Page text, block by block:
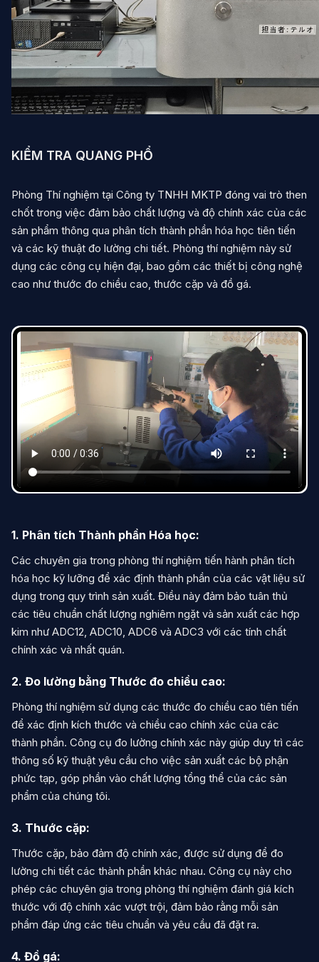
English Vietnamese Japanese
Liên hệ
KIỂM TRA QUANG PHỔ
Phòng Thí nghiệm tại Công ty TNHH MKTP đóng vai trò then
chốt trong việc đảm bảo chất lượng và độ chính xác của các
sản phẩm thông qua phân tích thành phần hóa học tiên tiến
và các kỹ thuật đo lường chi tiết. Phòng thí nghiệm này sử
dụng các công cụ hiện đại, bao gồm các thiết bị công nghệ
cao như thước đo chiều cao, thước cặp và đồ gá.
1. Phân tích Thành phần Hóa học:
Các chuyên gia trong phòng thí nghiệm tiến hành phân tích
hóa học kỹ lưỡng để xác định thành phần của các vật liệu sử
dụng trong quy trình sản xuất. Điều này đảm bảo tuân thủ
các tiêu chuẩn chất lượng nghiêm ngặt và sản xuất các hợp
kim như ADC12, ADC10, ADC6 và ADC3 với các tính chất
chính xác và nhất quán.
2. Đo lường bằng Thước đo chiều cao:
Phòng thí nghiệm sử dụng các thước đo chiều cao tiên tiến
để xác định kích thước và chiều cao chính xác của các
thành phần. Công cụ đo lường chính xác này giúp duy trì các
thông số kỹ thuật yêu cầu cho việc sản xuất các bộ phận
phức tạp, góp phần vào chất lượng tổng thể của các sản
phẩm của chúng tôi.
3. Thước cặp:
Thước cặp, bảo đảm độ chính xác, được sử dụng để đo
lường chi tiết các thành phần khác nhau. Công cụ này cho
phép các chuyên gia trong phòng thí nghiệm đánh giá kích
thước với độ chính xác vượt trội, đảm bảo rằng mỗi sản
phẩm đáp ứng các tiêu chuẩn và yêu cầu đã đặt ra.
4. Đồ gá: